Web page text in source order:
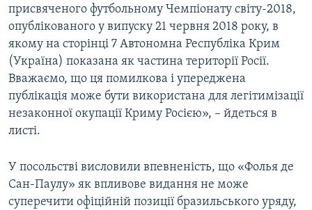
присвяченого футбольному Чемпіонату світу-2018,
опублікованого у випуску 21 червня 2018 року, в
якому на сторінці 7 Автономна Республіка Крим
(Україна) показана як частина території Росії.
Вважаємо, що ця помилкова і упереджена
публікація може бути використана для легітимізації
незаконної окупації Криму Росією», – йдеться в
листі.
У посольстві висловили впевненість, що «Фолья де
Сан-Паулу» як впливове видання не може
суперечити офіційній позиції бразильського уряду,